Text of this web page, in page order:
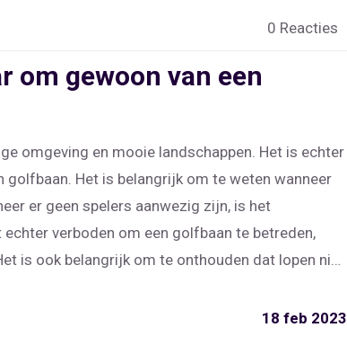
0 Reacties
om gewoon van een
omgeving en mooie landschappen. Het is echter
Het is belangrijk om te weten wanneer
er geen spelers aanwezig zijn, is het
verboden om een golfbaan te betreden,
is ook belangrijk om te onthouden dat lopen niet
baan, omdat dit de baan beschadigt. Het is
baan alleen te betreden als er geen spelers
18 feb 2023